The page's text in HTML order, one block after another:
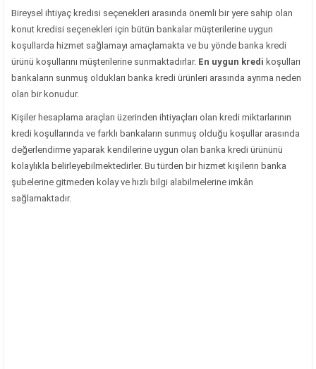
Bireysel ihtiyaç kredisi seçenekleri arasında önemli bir yere sahip olan
konut kredisi seçenekleri için bütün bankalar müşterilerine uygun
koşullarda hizmet sağlamayı amaçlamakta ve bu yönde banka kredi
ürünü koşullarını müşterilerine sunmaktadırlar. En uygun kredi koşulları
bankaların sunmuş oldukları banka kredi ürünleri arasında ayrıma neden
olan bir konudur.
Kişiler hesaplama araçları üzerinden ihtiyaçları olan kredi miktarlarının
kredi koşullarında ve farklı bankaların sunmuş olduğu koşullar arasında
değerlendirme yaparak kendilerine uygun olan banka kredi ürününü
kolaylıkla belirleyebilmektedirler. Bu türden bir hizmet kişilerin banka
şubelerine gitmeden kolay ve hızlı bilgi alabilmelerine imkân
sağlamaktadır.